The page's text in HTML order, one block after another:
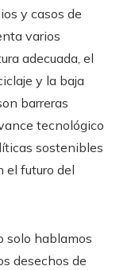
y casos de
varios
adecuada, el
y la baja
barreras
tecnológico
sostenibles
el futuro del
solo hablamos
desechos de